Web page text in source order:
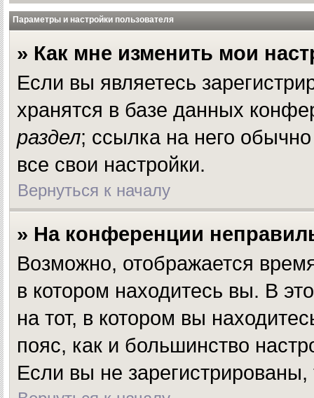
Параметры и настройки пользователя
» Как мне изменить мои
Если вы являетесь
хранятся в базе данных
раздел; ссылка на него
все свои настройки.
Вернуться к началу
» На конференции
Возможно, отображается
в котором находитесь вы. В
на тот, в котором вы
пояс, как и большинство
Если вы не